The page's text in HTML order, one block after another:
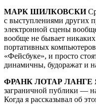
МАРК ШИЛКОВСКИ
с выступлениями других
электронной сцены
вообще не бывает
портативных
«Фейсбуке», и просто
динамичны, будоражат и
ФРАНК ЛОТАР ЛАНГЕ
заграничной публики —
Когда я рассказывал об